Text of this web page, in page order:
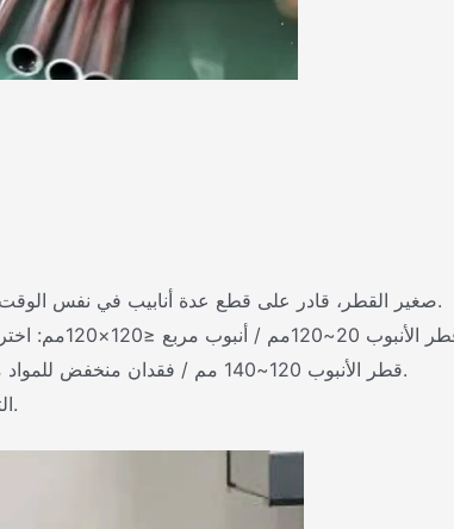
قطر الأنابيب φ2~20مم: اختر نموذج SDY-Q180/455CNC صغير القطر، قادر على قطع عدة أنابيب في نفس الوقت.
قطر الأنبوب 120~140 مم / فقدان منخفض للمواد مطلوب: اختر نموذج بقايا 550 الحد الأدنى، طول البقايا ≤1 مم.
قطر كبير φ120~340مم: اختر موديل SDY-QF1000-Z الثقيل.